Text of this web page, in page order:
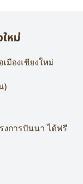
หม่
มืองเชียงใหม่
)
งการปันนา ได้ฟรี